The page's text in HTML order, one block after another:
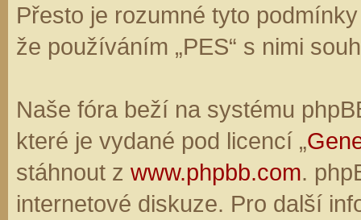
Přesto je rozumné tyto
že používáním „PES“ s nimi
Naše fóra beží na systému
které je vydané pod licencí „
stáhnout z www.phpbb.com.
internetové diskuze. Pro další